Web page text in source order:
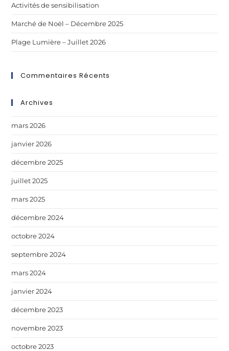
Activités de sensibilisation
Marché de Noël – Décembre 2025
Plage Lumière – Juillet 2026
Commentaires Récents
Archives
mars 2026
janvier 2026
décembre 2025
juillet 2025
mars 2025
décembre 2024
octobre 2024
septembre 2024
mars 2024
janvier 2024
décembre 2023
novembre 2023
octobre 2023